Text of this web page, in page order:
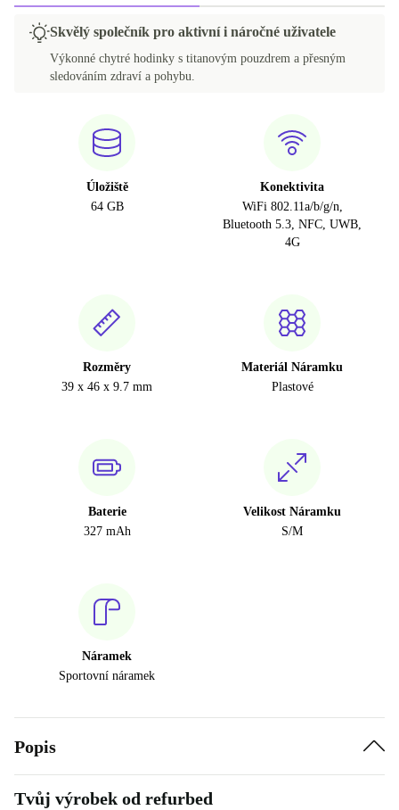
Skvělý společník pro aktivní i náročné uživatele
Výkonné chytré hodinky s titanovým pouzdrem a přesným
sledováním zdraví a pohybu.
Úložiště
64 GB
Konektivita
WiFi 802.11a/b/g/n,
Bluetooth 5.3, NFC, UWB,
4G
Rozměry
39 x 46 x 9.7 mm
Materiál Náramku
Plastové
Baterie
327 mAh
Velikost Náramku
S/M
Náramek
Sportovní náramek
Popis
Tvůj výrobek od refurbed